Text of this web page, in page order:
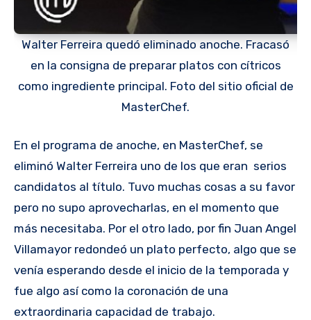
Walter Ferreira quedó eliminado anoche. Fracasó
en la consigna de preparar platos con cítricos
como ingrediente principal. Foto del sitio oficial de
MasterChef.
En el programa de anoche, en MasterChef, se
eliminó Walter Ferreira uno de los que eran serios
candidatos al título. Tuvo muchas cosas a su favor
pero no supo aprovecharlas, en el momento que
más necesitaba. Por el otro lado, por fin Juan Angel
Villamayor redondeó un plato perfecto, algo que se
venía esperando desde el inicio de la temporada y
fue algo así como la coronación de una
extraordinaria capacidad de trabajo.